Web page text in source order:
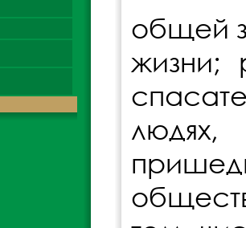
общей
жизни;